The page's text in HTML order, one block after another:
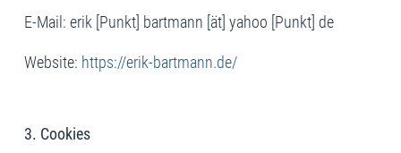
E-Mail: erik [Punkt] bartmann [ät] yahoo [Punkt] de
Website: https://erik-bartmann.de/
3. Cookies